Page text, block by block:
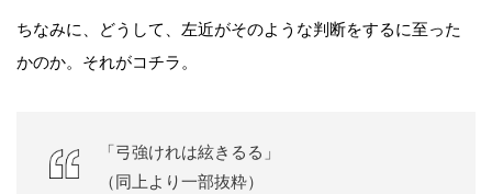
ちなみに、どうして、左近がそのような判断をするに至った
かのか。それがコチラ。
「弓強けれは絃きるる」
（同上より一部抜粋）